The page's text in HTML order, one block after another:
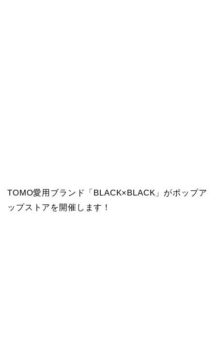
TOMO愛用ブランド「BLACK×BLACK」がポップア
ップストアを開催します！